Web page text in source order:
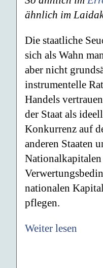
ähnlich im
Die staatliche
sich als Wahn
aber nicht
instrumentelle
Handels
der Staat als
Konkurrenz auf
anderen Staaten
nationalen
pflegen.
Weiter lesen